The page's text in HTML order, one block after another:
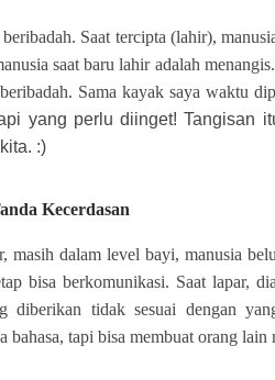
Saat tercipta (lahir),
saat baru lahir adalah
Sama kayak saya waktu
yang perlu diinget! Tangisan
:)
Kecerdasan
masih dalam level bayi, manusia
bisa berkomunikasi. Saat lapar,
diberikan tidak sesuai dengan
bahasa, tapi bisa membuat orang